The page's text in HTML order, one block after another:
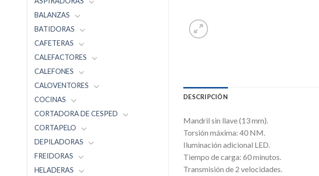
BALANZAS
BATIDORAS
CAFETERAS
CALEFACTORES
CALEFONES
CALOVENTORES
COCINAS
CORTADORA DE CESPED
CORTAPELO
DEPILADORAS
FREIDORAS
HELADERAS
DESCRIPCIÓN
Mandril sin llave (13 mm).
Torsión máxima: 40 NM.
Iluminación adicional LED.
Tiempo de carga: 60 minutos.
Transmisión de 2 velocidades.